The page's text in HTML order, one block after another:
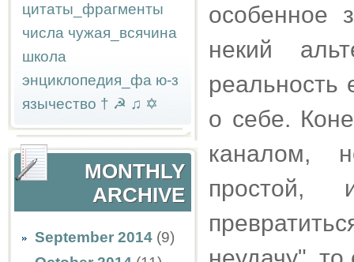
цитаты_фрагменты
числа чужая_всячина
школа
энциклопедия_фа ю-з
язычество † ☭ ♫ ✡
MONTHLY
ARCHIVE
September 2014 (9)
особенное
некий
реальность
о себе.
каналом,
простой,